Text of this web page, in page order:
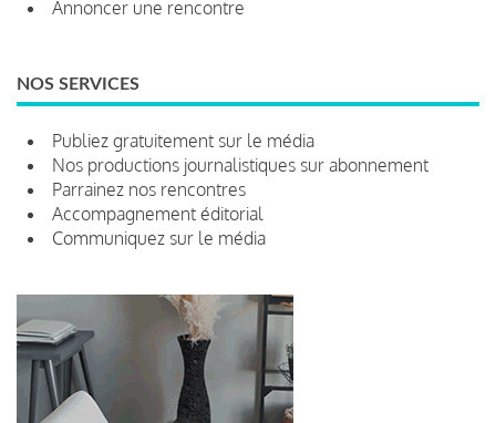
Annoncer une rencontre
NOS SERVICES
Publiez gratuitement sur le média
Nos productions journalistiques sur abonnement
Parrainez nos rencontres
Accompagnement éditorial
Communiquez sur le média